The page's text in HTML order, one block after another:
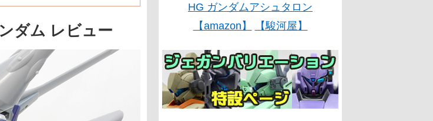
ダム レビュー
HG ガンダムアシュタロン
【amazon】
【駿河屋】